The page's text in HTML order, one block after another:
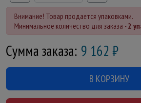
Внимание! Товар продается упаковками.
Минимальное количество для заказа - 2
Сумма заказа: 9 162 ₽
В КОРЗИНУ